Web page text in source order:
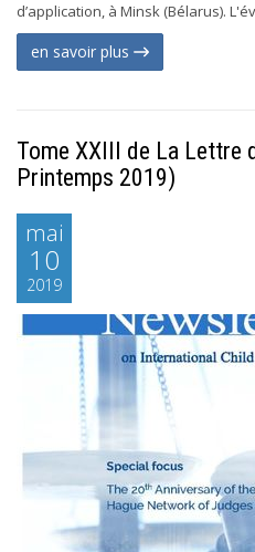
d’application, à Minsk (Bélarus).
en savoir plus
Tome XXIII de La Lettre
Printemps 2019)
mai
10
2019